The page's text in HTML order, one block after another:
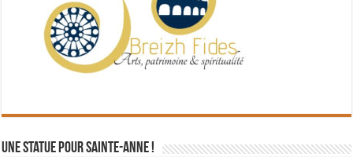
Une statue pour Sainte-Anne !